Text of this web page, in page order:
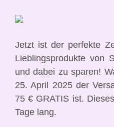
Jetzt ist der perfekte
Lieblingsprodukte von
und dabei zu sparen!
25. April 2025 der
75 € GRATIS ist.
Tage lang.